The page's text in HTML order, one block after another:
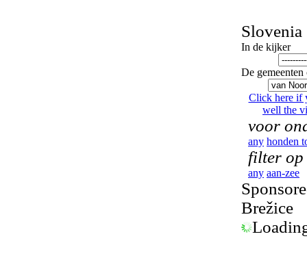
Slovenia
In de kijker
De
Click here if
well the
voor
any honden
filter
any aan-zee
Brežice